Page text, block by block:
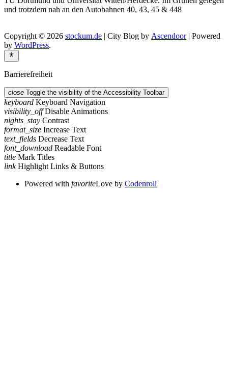
und trotzdem nah an den Autobahnen 40, 43, 45 & 448
Copyright © 2026 stockum.de | City Blog by Ascendoor| Powered
by WordPress.
Barrierefreiheit
close Toggle the visibility of the Accessibility Toolbar
keyboard Keyboard Navigation
visibility_off Disable Animations
nights_stay Contrast
format_size Increase Text
text_fields Decrease Text
font_download Readable Font
title Mark Titles
link Highlight Links & Buttons
Powered with favoriteLove by Codenroll